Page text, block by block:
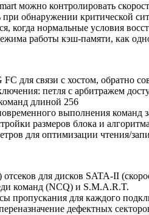
можно контролировать
при обнаружении критической
когда нормальные условия
работы кэш-памяти, как
FC для связи с хостом, обратно
петля с арбитражем
длиной 256
выполнения команд
размеров блока и
для оптимизации чтения/
для дисков SATA-II
команд (NCQ) и S.M.A.R.T.
пропускания для каждого
дефектных